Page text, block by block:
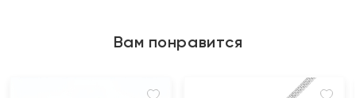
Вам понравится